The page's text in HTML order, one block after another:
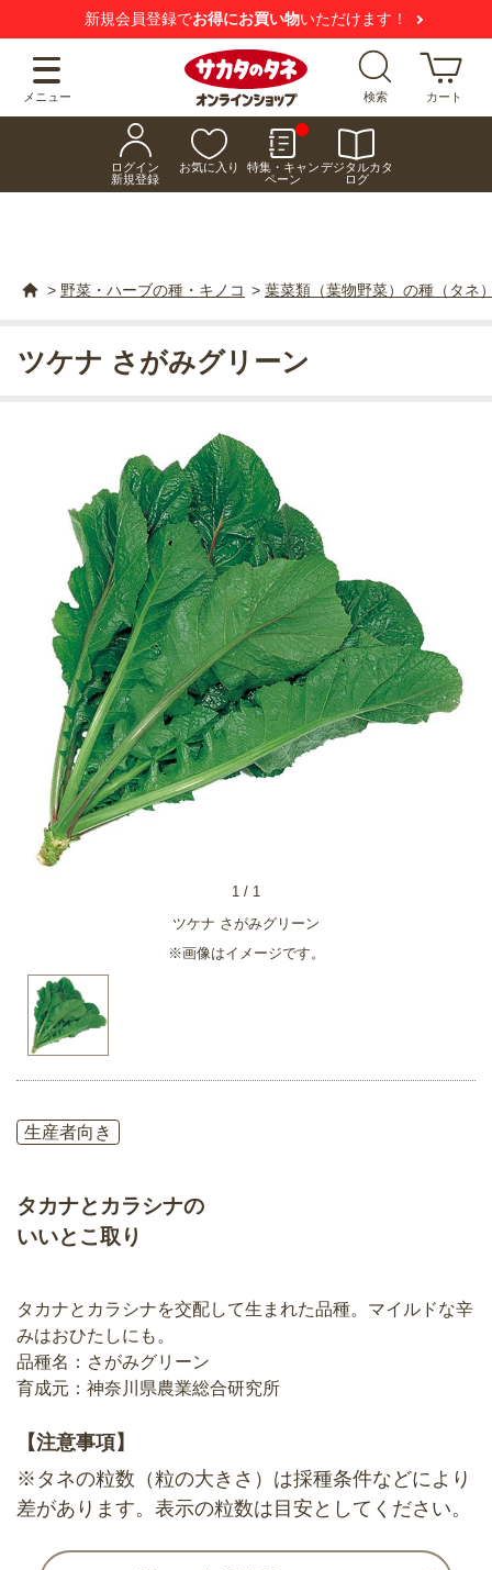
新規会員登録でお得にお買い物いただけます！
メニュー 検索 カート
ログイン
新規登録
お気に入り
特集・キャン
ペーン
デジタルカタ
ログ
> 野菜・ハーブの種・キノコ > 葉菜類（葉物野菜）の種（タネ
ツケナ さがみグリーン
※画像はイメージです。
1 / 1
ツケナ さがみグリーン
生産者向き
タカナとカラシナの
いいとこ取り
タカナとカラシナを交配して生まれた品種。マイルドな辛
みはおひたしにも。
品種名：さがみグリーン
育成元：神奈川県農業総合研究所
【注意事項】
※タネの粒数（粒の大きさ）は採種条件などにより
差があります。表示の粒数は目安としてください。